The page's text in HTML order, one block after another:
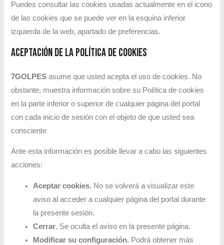
Puedes consultar las cookies usadas actualmente en el icono
de las cookies que se puede ver en la esquina inferior
izquierda de la web, apartado de preferencias.
Aceptación de la Política de cookies
7GOLPESasume que usted acepta el uso de cookies. No
obstante, muestra información sobre su Política de cookies
en la parte inferior o superior de cualquier página del portal
con cada inicio de sesión con el objeto de que usted sea
consciente
Ante esta información es posible llevar a cabo las siguientes
acciones:
Aceptar cookies. No se volverá a visualizar este
aviso al acceder a cualquier página del portal durante
la presente sesión.
Cerrar. Se oculta el aviso en la presente página.
Modificar su configuración. Podrá obtener más